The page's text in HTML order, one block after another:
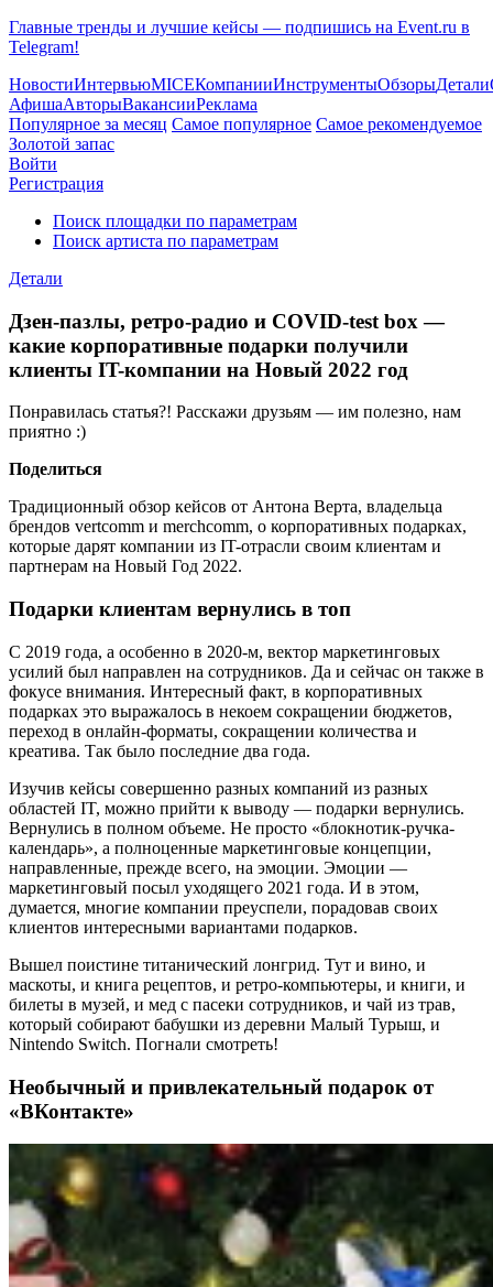
Главные тренды и лучшие кейсы — подпишись на Event.ru в
Telegram!
НовостиИнтервьюMICEКомпанииИнструментыОбзорыДетали
АфишаАвторыВакансииРеклама
Популярное за месяц Самое популярное Самое рекомендуемое
Золотой запас
Войти
Регистрация
Поиск площадки по параметрам
Поиск артиста по параметрам
Детали
Дзен-пазлы, ретро-радио и COVID-test box —
какие корпоративные подарки получили
клиенты IT-компании на Новый 2022 год
Понравилась статья?! Расскажи друзьям — им полезно, нам
приятно :)
Поделиться
Традиционный обзор кейсов от Антона Верта, владельца
брендов vertcomm и merchcomm, о корпоративных подарках,
которые дарят компании из IT-отрасли своим клиентам и
партнерам на Новый Год 2022.
Подарки клиентам вернулись в топ
С 2019 года, а особенно в 2020-м, вектор маркетинговых
усилий был направлен на сотрудников. Да и сейчас он также в
фокусе внимания. Интересный факт, в корпоративных
подарках это выражалось в некоем сокращении бюджетов,
переход в онлайн-форматы, сокращении количества и
креатива. Так было последние два года.
Изучив кейсы совершенно разных компаний из разных
областей IT, можно прийти к выводу — подарки вернулись.
Вернулись в полном объеме. Не просто «блокнотик-ручка-
календарь», а полноценные маркетинговые концепции,
направленные, прежде всего, на эмоции. Эмоции —
маркетинговый посыл уходящего 2021 года. И в этом,
думается, многие компании преуспели, порадовав своих
клиентов интересными вариантами подарков.
Вышел поистине титанический лонгрид. Тут и вино, и
маскоты, и книга рецептов, и ретро-компьютеры, и книги, и
билеты в музей, и мед с пасеки сотрудников, и чай из трав,
который собирают бабушки из деревни Малый Турыш, и
Nintendo Switch. Погнали смотреть!
Необычный и привлекательный подарок от
«ВКонтакте»